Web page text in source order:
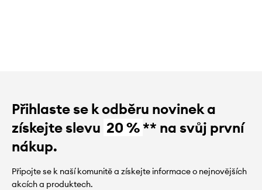
Přihlaste se k odběru novinek a
získejte slevu 20 %** na svůj první
nákup.
Připojte se k naší komunitě a získejte informace o nejnovějších
akcích a produktech.